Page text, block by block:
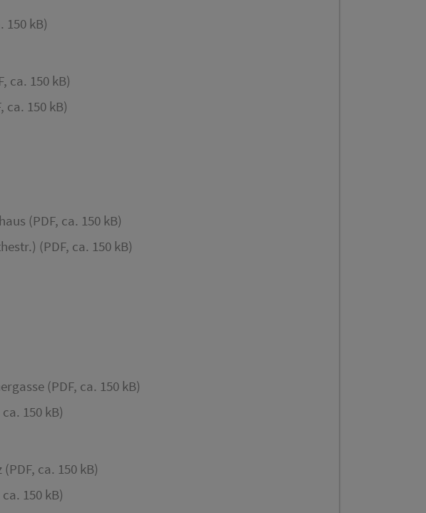
150 kB)
ca. 150 kB)
ca. 150 kB)
(PDF, ca. 150 kB)
(PDF, ca. 150 kB)
(PDF, ca. 150 kB)
150 kB)
ca. 150 kB)
150 kB)